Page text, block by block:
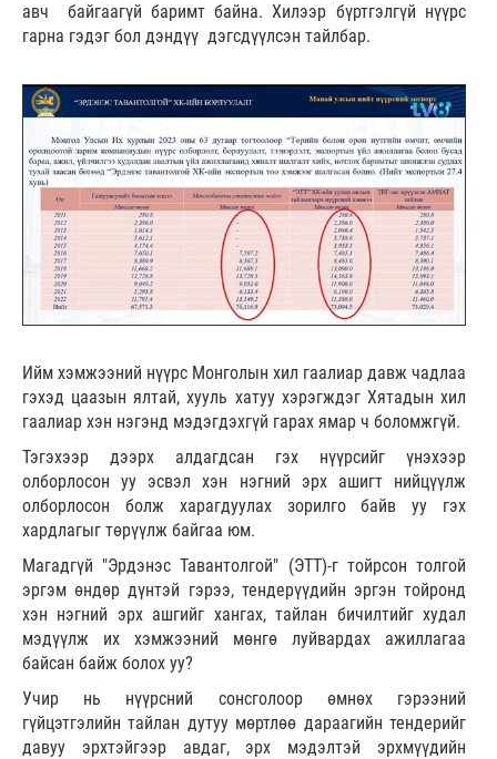
авч байгаагүй баримт байна. Хилээр бүртгэлгүй нүүрс
гарна гэдэг бол дэндүү дэгсдүүлсэн тайлбар.
Ийм хэмжээний нүүрс Монголын хил гаалиар давж чадлаа
гэхэд цаазын ялтай, хууль хатуу хэрэгждэг Хятадын хил
гаалиар хэн нэгэнд мэдэгдэхгүй гарах ямар ч боломжгүй.
Тэгэхээр дээрх алдагдсан гэх нүүрсийг үнэхээр
олборлосон уу эсвэл хэн нэгний эрх ашигт нийцүүлж
олборлосон болж харагдуулах зорилго байв уу гэх
хардлагыг төрүүлж байгаа юм.
Магадгүй "Эрдэнэс Тавантолгой" (ЭТТ)-г тойрсон толгой
эргэм өндөр дүнтэй гэрээ, тендерүүдийн эргэн тойронд
хэн нэгний эрх ашгийг хангах, тайлан бичилтийг худал
мэдүүлж их хэмжээний мөнгө луйвардах ажиллагаа
байсан байж болох уу?
Учир нь нүүрсний сонсголоор өмнөх гэрээний
гүйцэтгэлийн тайлан дутуу мөртлөө дараагийн тендерийг
давуу эрхтэйгээр авдаг, эрх мэдэлтэй эрхмүүдийн